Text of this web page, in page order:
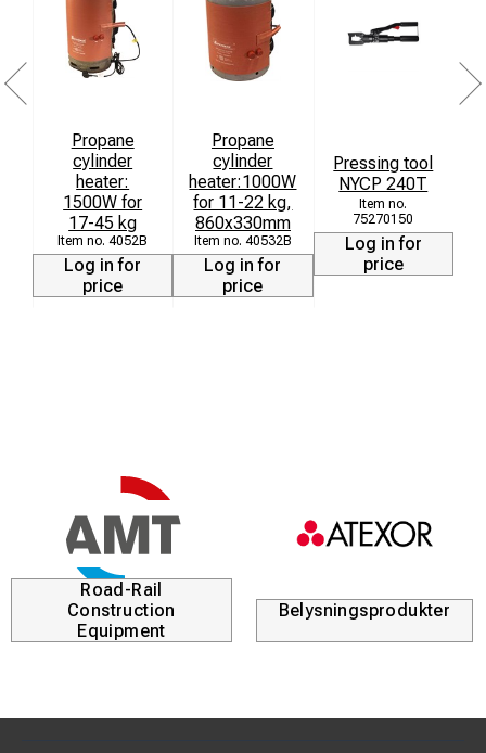
Propane
cylinder
heater:
1500W for
17-45 kg
4052B
Log in for
price
Propane
cylinder
heater:1000W
for 11-22 kg,
860x330mm
40532B
Log in for
price
Pressing tool
NYCP 240T
75270150
Log in for
price
Road-Rail
Construction
Equipment
Belysningsprodukter